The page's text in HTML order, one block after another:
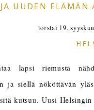
UUDEN ELÄMÄN
torstai 19.
lapsi riemusta
ja siellä nököttävän
kutsuu. Uusi Helsingin